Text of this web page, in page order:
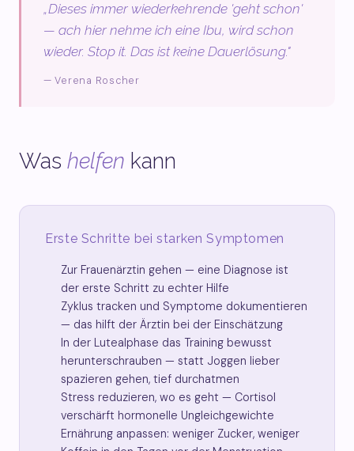
„Dieses immer wiederkehrende 'geht schon'
— ach hier nehme ich eine Ibu, wird schon
wieder. Stop it. Das ist keine Dauerlösung."
— Verena Roscher
Was helfen kann
Erste Schritte bei starken Symptomen
Zur Frauenärztin gehen — eine Diagnose ist
der erste Schritt zu echter Hilfe
Zyklus tracken und Symptome dokumentieren
— das hilft der Ärztin bei der Einschätzung
In der Lutealphase das Training bewusst
herunterschrauben — statt Joggen lieber
spazieren gehen, tief durchatmen
Stress reduzieren, wo es geht — Cortisol
verschärft hormonelle Ungleichgewichte
Ernährung anpassen: weniger Zucker, weniger